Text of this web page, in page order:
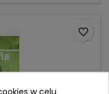
favorite_border
w celu